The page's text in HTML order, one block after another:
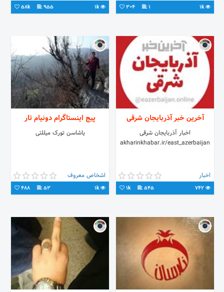
1k
1
304
1k
955
58k
آخرین خبر آذربایجان شرقی
اخبار آذربایجان‌ شرقی
akharinkhabar.ir/east_azerbaijan
اخبار
545
1k
پیج اینستاگرام دونیام تار
یاشاسن تورک میللتی
اشخاص معروف
1k
53
488